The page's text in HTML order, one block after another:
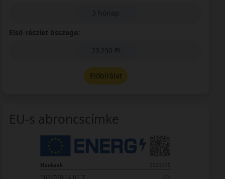
3 hónap
Első részlet összege:
23 290 Ft
Előbírálat
EU-s abroncscímke